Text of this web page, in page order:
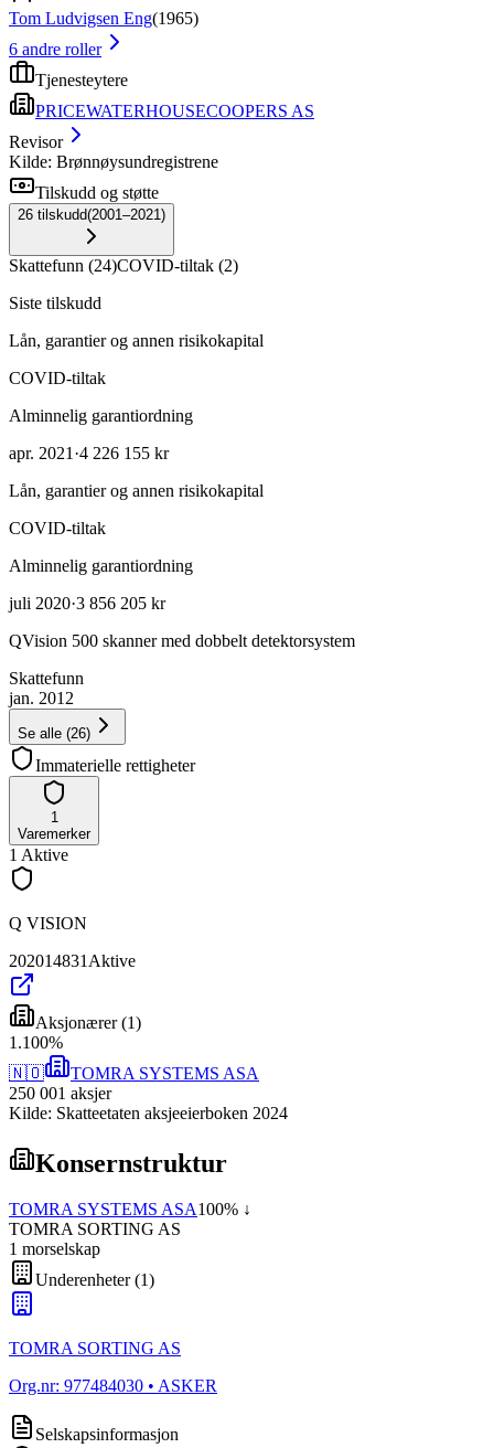
Tom Ludvigsen Eng(1965)
6 andre roller
Tjenesteytere
PRICEWATERHOUSECOOPERS AS
Revisor
Kilde: Brønnøysundregistrene
Tilskudd og støtte
26 tilskudd(2001–2021)
Skattefunn (24)COVID-tiltak (2)
Siste tilskudd
Lån, garantier og annen risikokapital
COVID-tiltak
Alminnelig garantiordning
apr. 2021 ·4 226 155 kr
Lån, garantier og annen risikokapital
COVID-tiltak
Alminnelig garantiordning
juli 2020·3 856 205 kr
QVision 500 skanner med dobbelt detektorsystem
Skattefunn
jan. 2012
Se alle (26)
Immaterielle rettigheter
1
Varemerker
1 Aktive
Q VISION
202014831 Aktive
Aksjonærer(1)
1 .100%
🇳🇴
TOMRA SYSTEMS ASA
250 001 aksjer
Kilde: Skatteetaten aksjeeierboken 2024
Konsernstruktur
TOMRA SYSTEMS ASA100% ↓
TOMRA SORTING AS
1 morselskap
Underenheter(1)
TOMRA SORTING AS
Org.nr: 977484030 • ASKER
Selskapsinformasjon